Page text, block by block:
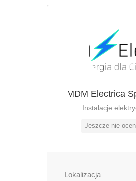
MDM Electrica
Instalacje
Jeszcze nie
Lokalizacja